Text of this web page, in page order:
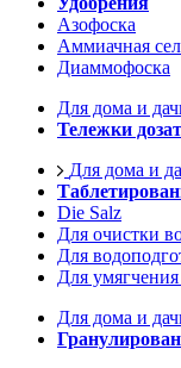
Азофоска
Аммиачная
Диаммофоска
Для дома и
Тележки
Для дома и
Die Salz
Для очистки
Для
Для
Для дома и